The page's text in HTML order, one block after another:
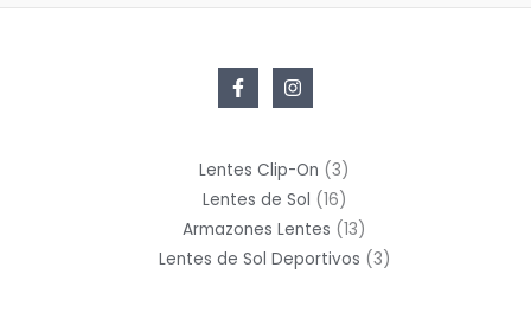
Lentes Clip-On 33
productos
Lentes de Sol 1616
productos
Armazones Lentes 1313
productos
Lentes de Sol Deportivos 33